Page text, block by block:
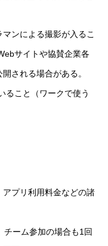
ンによる撮影が入るこ
サイトや協賛企業各
される場合がある。
ること（ワークで使う
アプリ利用料金などの諸
チーム参加の場合も1回